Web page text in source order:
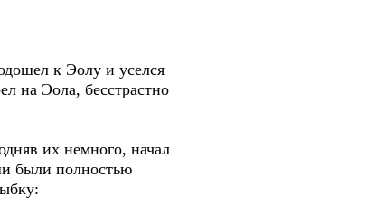
к Эолу и уселся
на Эола, бесстрастно
их немного, начал
были полностью